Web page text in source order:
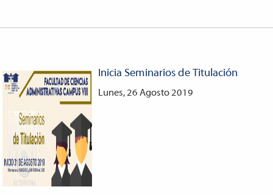
Inicia Seminarios de Titulación
Lunes, 26 Agosto 2019